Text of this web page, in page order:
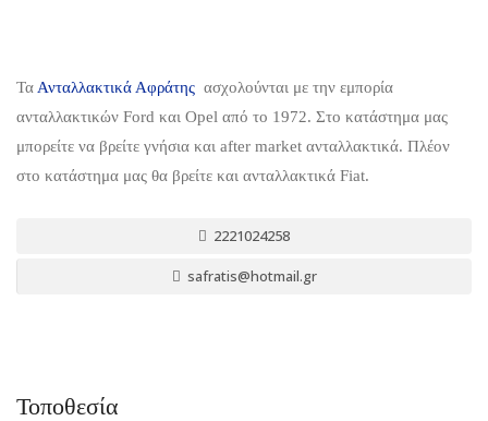
Τα Ανταλλακτικά Αφράτης ασχολούνται με την εμπορία
ανταλλακτικών Ford και Opel από το 1972. Στο κατάστημα μας
μπορείτε να βρείτε γνήσια και after market ανταλλακτικά. Πλέον
στο κατάστημα μας θα βρείτε και ανταλλακτικά Fiat.
2221024258
safratis@hotmail.gr
Τοποθεσία